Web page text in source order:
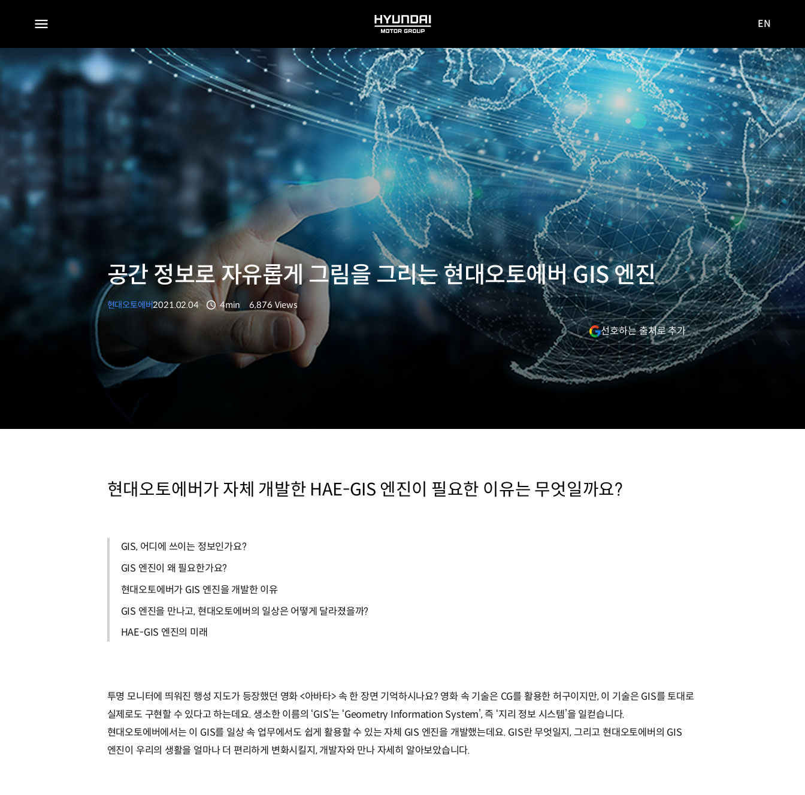
전체
메뉴
HYUNDAI
MOTOR
GROUP
사이트로
이동
EN
공간 정보로 자유롭게 그림을 그리는 현대오토에버 GIS 엔진
현대오토에버2021.02.04
분량
4min
조회수
6,876 Views
선호하는 출처로 추가(새
창
열림)
현대오토에버가 자체 개발한 HAE-GIS 엔진이 필요한 이유는 무엇일까요?
GIS, 어디에 쓰이는 정보인가요?
GIS 엔진이 왜 필요한가요?
현대오토에버가 GIS 엔진을 개발한 이유
GIS 엔진을 만나고, 현대오토에버의 일상은 어떻게 달라졌을까?
HAE-GIS 엔진의 미래
투명 모니터에 띄워진 행성 지도가 등장했던 영화 <아바타> 속 한 장면 기억하시나요? 영화 속 기술은 CG를 활용한 허구이지만, 이 기술은 GIS를 토대로
실제로도 구현할 수 있다고 하는데요. 생소한 이름의 ‘GIS’는 ‘Geometry Information System’, 즉 ‘지리 정보 시스템’을 일컫습니다.
현대오토에버에서는 이 GIS를 일상 속 업무에서도 쉽게 활용할 수 있는 자체 GIS 엔진을 개발했는데요. GIS란 무엇일지, 그리고 현대오토에버의 GIS
엔진이 우리의 생활을 얼마나 더 편리하게 변화시킬지, 개발자와 만나 자세히 알아보았습니다.